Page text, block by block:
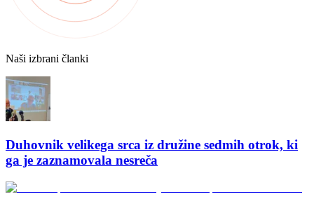
Naši izbrani članki
Duhovnik velikega srca iz družine sedmih otrok, ki
ga je zaznamovala nesreča